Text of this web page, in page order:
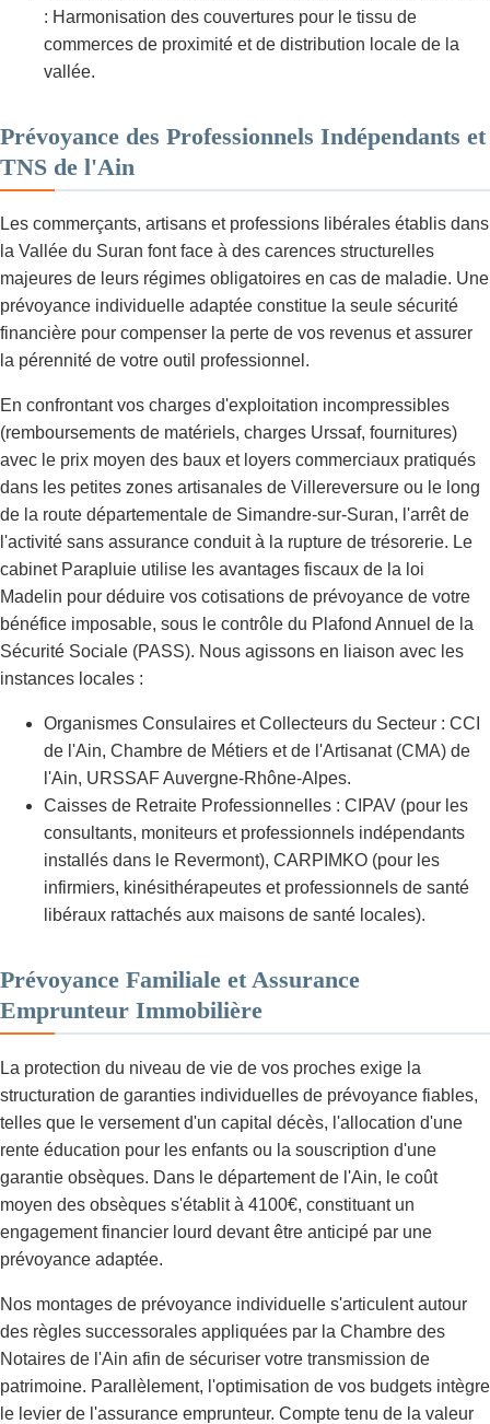
: Harmonisation des couvertures pour le tissu de
commerces de proximité et de distribution locale de la
vallée.
Prévoyance des Professionnels Indépendants et
TNS de l'Ain
Les commerçants, artisans et professions libérales établis dans
la Vallée du Suran font face à des carences structurelles
majeures de leurs régimes obligatoires en cas de maladie. Une
prévoyance individuelle adaptée constitue la seule sécurité
financière pour compenser la perte de vos revenus et assurer
la pérennité de votre outil professionnel.
En confrontant vos charges d'exploitation incompressibles
(remboursements de matériels, charges Urssaf, fournitures)
avec le prix moyen des baux et loyers commerciaux pratiqués
dans les petites zones artisanales de Villereversure ou le long
de la route départementale de Simandre-sur-Suran, l'arrêt de
l'activité sans assurance conduit à la rupture de trésorerie. Le
cabinet Parapluie utilise les avantages fiscaux de la loi
Madelin pour déduire vos cotisations de prévoyance de votre
bénéfice imposable, sous le contrôle du Plafond Annuel de la
Sécurité Sociale (PASS). Nous agissons en liaison avec les
instances locales :
Organismes Consulaires et Collecteurs du Secteur : CCI
de l'Ain, Chambre de Métiers et de l'Artisanat (CMA) de
l'Ain, URSSAF Auvergne-Rhône-Alpes.
Caisses de Retraite Professionnelles : CIPAV (pour les
consultants, moniteurs et professionnels indépendants
installés dans le Revermont), CARPIMKO (pour les
infirmiers, kinésithérapeutes et professionnels de santé
libéraux rattachés aux maisons de santé locales).
Prévoyance Familiale et Assurance
Emprunteur Immobilière
La protection du niveau de vie de vos proches exige la
structuration de garanties individuelles de prévoyance fiables,
telles que le versement d'un capital décès, l'allocation d'une
rente éducation pour les enfants ou la souscription d'une
garantie obsèques. Dans le département de l'Ain, le coût
moyen des obsèques s'établit à 4100€, constituant un
engagement financier lourd devant être anticipé par une
prévoyance adaptée.
Nos montages de prévoyance individuelle s'articulent autour
des règles successorales appliquées par la Chambre des
Notaires de l'Ain afin de sécuriser votre transmission de
patrimoine. Parallèlement, l'optimisation de vos budgets intègre
le levier de l'assurance emprunteur. Compte tenu de la valeur